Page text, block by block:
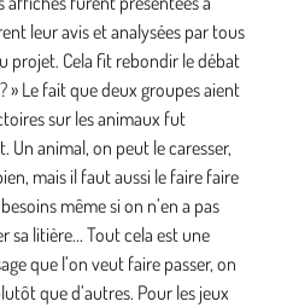
leur avis et analysées par tous
projet. Cela fit rebondir le débat
» Le fait que deux groupes aient
sur les animaux fut
animal, on peut le caresser,
mais il faut aussi le faire faire
même si on n’en a pas
litière... Tout cela est une
que l’on veut faire passer, on
que d’autres. Pour les jeux